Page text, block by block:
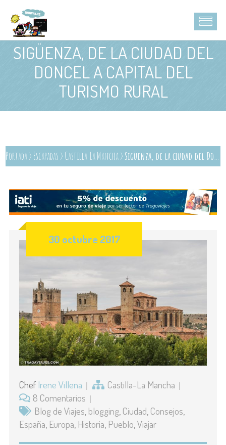
SIGÜENZA, DE LA CIUDAD DEL
DONCEL A CAPITAL DEL
TURISMO RURAL
Portada> Escapadas > Castilla-La Mancha> Sigüenza, de la ciudad del Doncel a Capital del Turismo Rural
30 octubre 2017
Chef Irene Villena
Castilla-La Mancha
8 Comentarios
Blog de Viajes blogging Ciudad Consejos
España Europa Historia Pueblo Viajar